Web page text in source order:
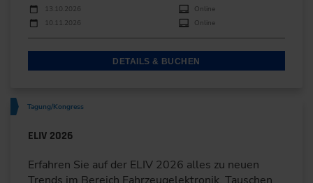
Durchführungen
Veranstaltungsdatum
13.10.2026
Online
10.11.2026
Online
DETAILS & BUCHEN
Tagung/Kongress
ELIV 2026
Erfahren Sie auf der ELIV 2026 alles zu neuen